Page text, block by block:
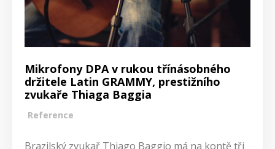
Mikrofony DPA v rukou třínásobného
držitele Latin GRAMMY, prestižního
zvukaře Thiaga Baggia
Reference
Brazilský zvukař Thiago Baggio má na kontě tři